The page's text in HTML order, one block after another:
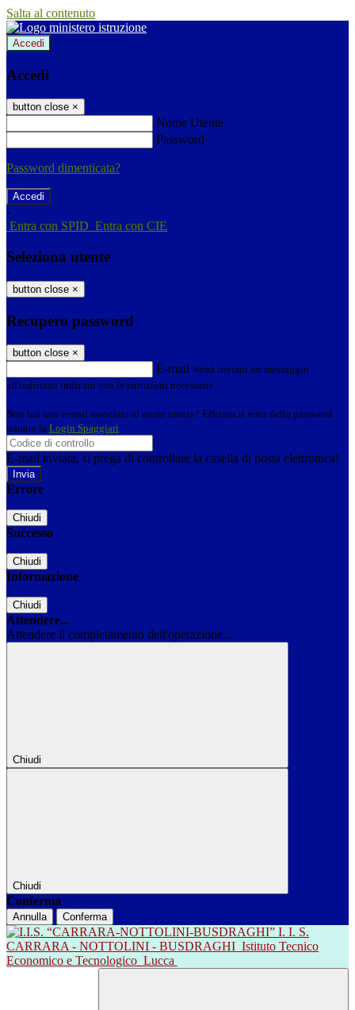
Salta al contenuto
Accedi
Accedi
button close ×
Nome Utente
Password
Password dimenticata?
-
Entra con SPID Entra con CIE
Seleziona utente
button close ×
Recupero password
button close ×
E-mail Verrà inviato un messaggio
all'indirizzo indicato con le istruzioni necessarie.
Non hai una e-mail associata al nome utente? Effettua il reset della password
tramite la Login Spaggiari
E-mail inviata, si prega di controllare la casella di posta elettronica!
Errore
Chiudi
Successo
Chiudi
Informazione
Chiudi
Attendere...
Attendere il completamento dell'operazione...
Chiudi
Chiudi
Conferma
Annulla Conferma
I. I. S.
CARRARA - NOTTOLINI - BUSDRAGHI Istituto Tecnico
Economico e Tecnologico Lucca